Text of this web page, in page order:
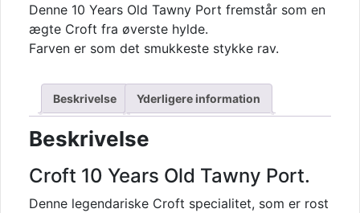
Denne 10 Years Old Tawny Port fremstår som en
ægte Croft fra øverste hylde.
Farven er som det smukkeste stykke rav.
Beskrivelse Yderligere information
Beskrivelse
Croft 10 Years Old Tawny Port.
Denne legendariske Croft specialitet, som er rost